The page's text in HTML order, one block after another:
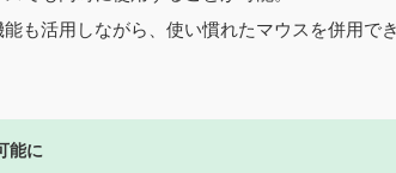
も活用しながら、使い慣れたマウスを併用でき
能に